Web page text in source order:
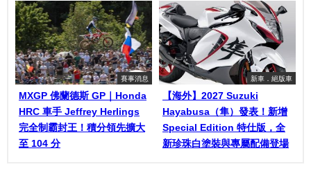
賽事消息
MXGP 佛蘭德斯 GP｜Honda
HRC 車手 Jeffrey Herlings
完全制霸封王！積分領先擴大
至 104 分
新車．絕版車
【海外】2027 Suzuki
Hayabusa（隼）發表！新增
Special Edition 特仕版，全
新珍珠白塗裝與專屬配備登場